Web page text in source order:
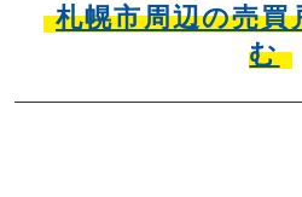
札幌市周辺の売買
む